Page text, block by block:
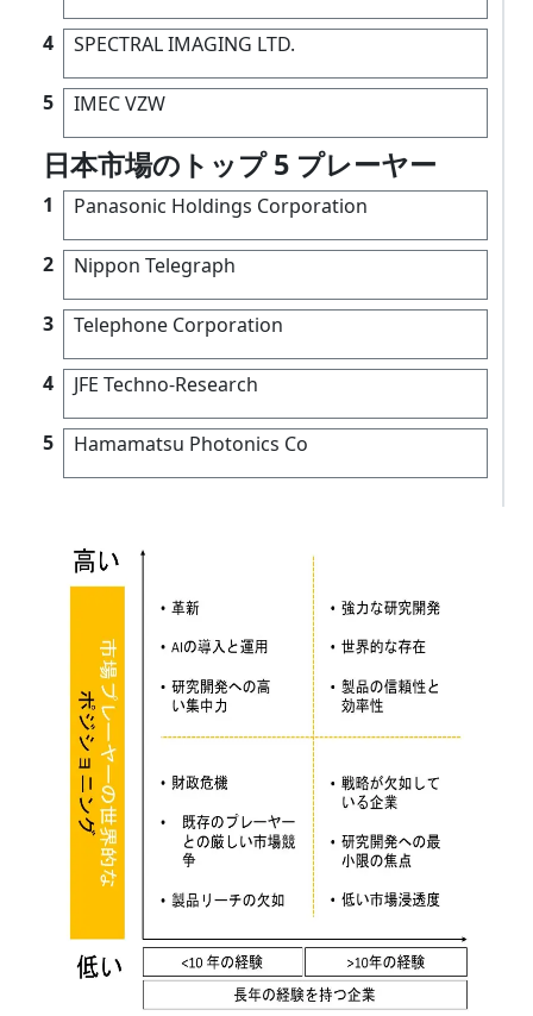
4 SPECTRAL IMAGING LTD.
5 IMEC VZW
日本市場のトップ 5 プレーヤー
1 Panasonic Holdings Corporation
2 Nippon Telegraph
3 Telephone Corporation
4 JFE Techno-Research
5 Hamamatsu Photonics Co